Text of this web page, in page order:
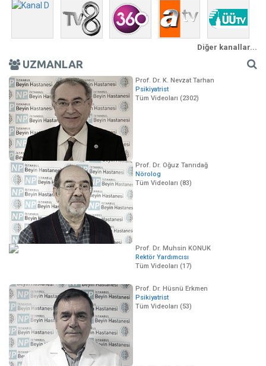
Diğer kanallar...
UZMANLAR
Prof. Dr. K. Nevzat Tarhan
Psikiyatrist
Tüm Videoları (2302)
Prof. Dr. Oğuz Tanrıdağ
Nörolog
Tüm Videoları (83)
Prof. Dr. Muhsin KONUK
Rektör Yardımcısı
Tüm Videoları (17)
Prof. Dr. Hüsnü Erkmen
Psikiyatrist
Tüm Videoları (53)